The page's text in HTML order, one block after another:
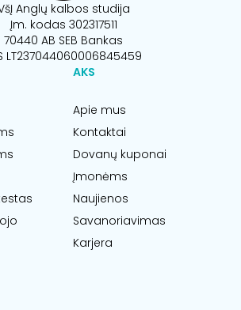
Anglų kalbos studija
Įm. kodas 302317511
70440 AB SEB Bankas
LT237044060006845459
AKS
Apie mus
Kontaktai
Dovanų kuponai
Įmonėms
Naujienos
Savanoriavimas
Karjera